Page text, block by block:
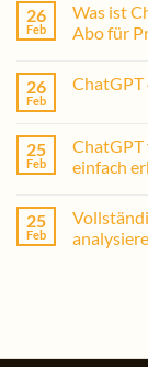
26
Feb
Was ist
Abo für
26
Feb
ChatGPT
25
Feb
ChatGPT
einfach
25
Feb